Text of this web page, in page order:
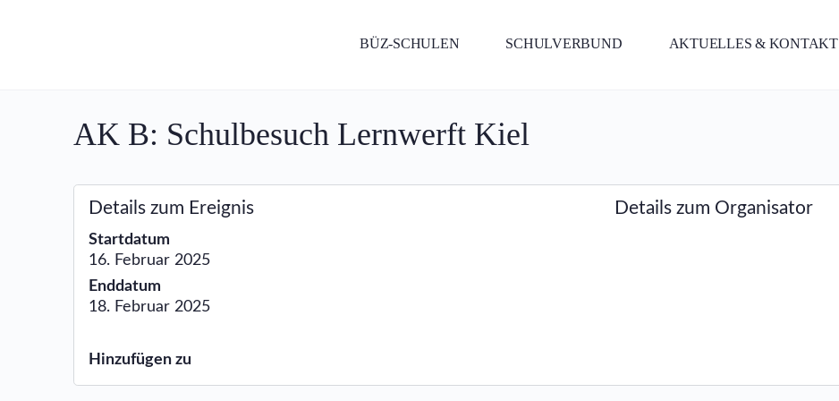
BÜZ-SCHULEN SCHULVERBUND AKTUELLES & KONTAKT
AK B: Schulbesuch Lernwerft Kiel
Details zum Ereignis
Startdatum
16. Februar 2025
Enddatum
18. Februar 2025
Hinzufügen zu
Details zum Organisator